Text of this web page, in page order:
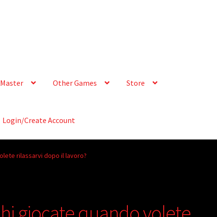
Other Games Store
Login/Create Account
rilassarvi dopo il lavoro?